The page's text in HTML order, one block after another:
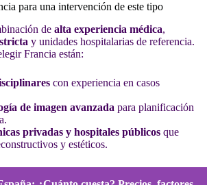
para una intervención de este tipo
de alta experiencia médica,
y unidades hospitalarias de referencia.
Francia están:
con experiencia en casos
de imagen avanzada para planificación
privadas y hospitales públicos que
y estéticos.